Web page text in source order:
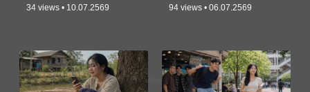
34 views • 10.07.2569 94 views • 06.07.2569